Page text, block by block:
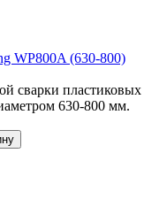
WP800A (630-800)
сварки пластиковых
630-800 мм.